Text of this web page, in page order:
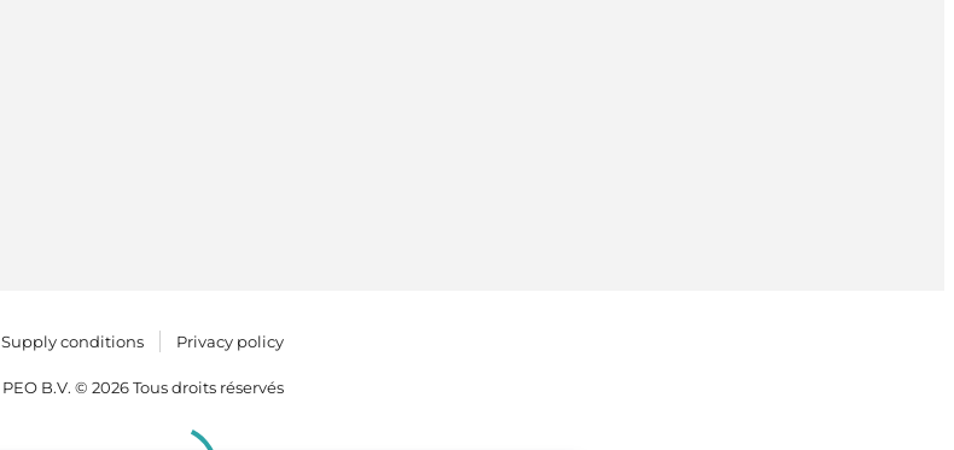
Supply conditions Privacy policy
PEO B.V. © 2026 Tous droits réservés